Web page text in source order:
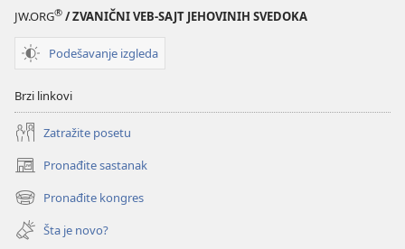
SE!
roditeljem
JW.ORG® / ZVANIČNI VEB-SAJT JEHOVINIH SVEDOKA
Podešavanje izgleda
Brzi linkovi
Zatražite posetu
Pronađite sastanak
(otvara
novi
prozor)
Pronađite kongres
(otvara
novi
prozor)
Šta je novo?